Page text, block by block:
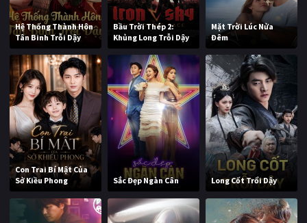
Hệ Thống Thành Hôn
Tân Binh Trỗi Dậy
Bầu Trời Thép 2:
Khủng Long Trỗi Dậy
Mặt Trời Lúc Nửa
Đêm
Con Trai Bí Mật Của
Sở Kiều Phong
Sắc Đẹp Ngàn Cân Long Cốt Trổi Dậy